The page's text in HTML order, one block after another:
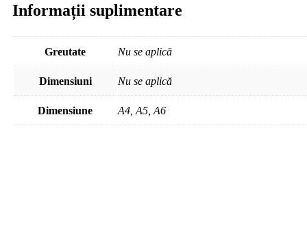
Informații suplimentare
Greutate Nu se aplică
Dimensiuni Nu se aplică
Dimensiune A4, A5, A6